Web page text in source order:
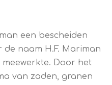
een bescheiden
naam H.F. Mariman
Door het
van zaden, granen